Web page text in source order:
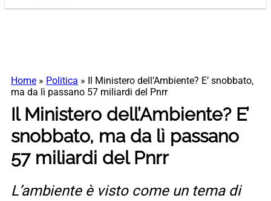
Home » Politica »
Il Ministero dell’Ambiente? E’ snobbato,
ma da lì passano 57 miliardi del Pnrr
Il Ministero dell’Ambiente? E’
snobbato, ma da lì passano
57 miliardi del Pnrr
L’ambiente è visto come un tema di